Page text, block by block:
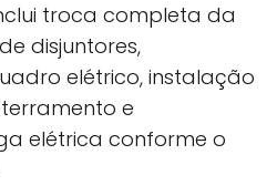
troca completa da
disjuntores,
elétrico, instalação
e
elétrica conforme o